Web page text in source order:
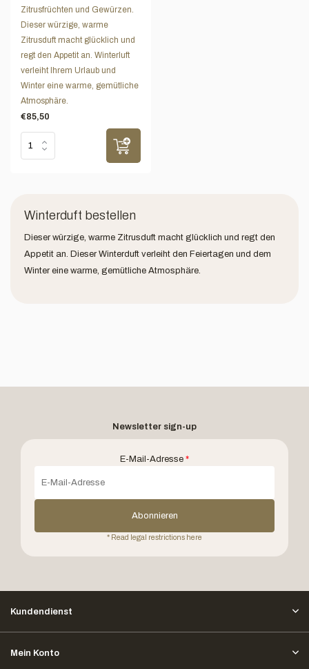
Zitrusfrüchten und Gewürzen.
Dieser würzige, warme
Zitrusduft macht glücklich und
regt den Appetit an. Winterluft
verleiht Ihrem Urlaub und
Winter eine warme, gemütliche
Atmosphäre.
€85,50
Winterduft bestellen
Dieser würzige, warme Zitrusduft macht glücklich und regt den
Appetit an. Dieser Winterduft verleiht den Feiertagen und dem
Winter eine warme, gemütliche Atmosphäre.
Newsletter sign-up
E-Mail-Adresse *
Abonnieren
* Read legal restrictions here
Kundendienst
Mein Konto